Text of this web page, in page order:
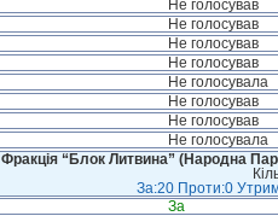
Не голосував
Не голосував
Не голосував
Не голосував
Не голосувала
Не голосував
Не голосував
Не голосувала
Фракція “Блок Литвина” (Народна
За:20 Проти:0
За